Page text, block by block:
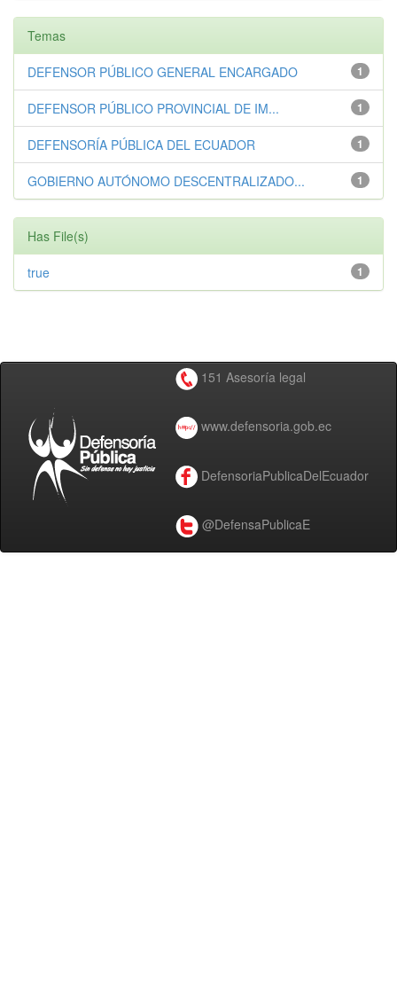
Temas
1
DEFENSOR PÚBLICO GENERAL ENCARGADO
1
DEFENSOR PÚBLICO PROVINCIAL DE IM...
1
DEFENSORÍA PÚBLICA DEL ECUADOR
1
GOBIERNO AUTÓNOMO DESCENTRALIZADO...
Has File(s)
1
true
151 Asesoría legal
www.defensoria.gob.ec
DefensoriaPublicaDelEcuador
@DefensaPublicaE